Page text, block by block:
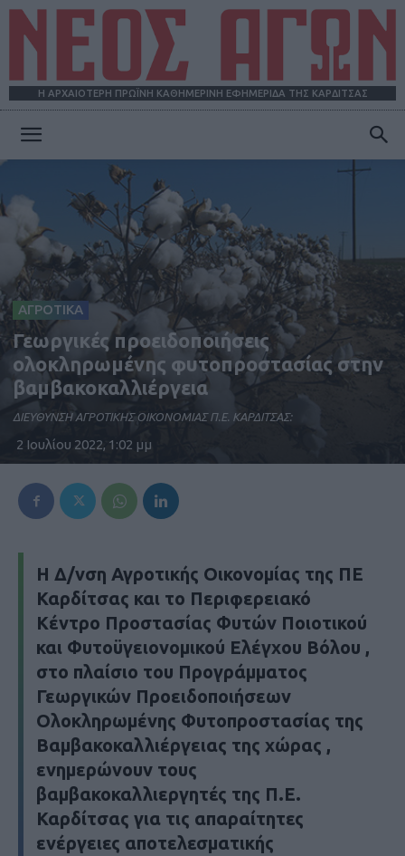
Η ΑΡΧΑΙΟΤΕΡΗ ΠΡΩΪΝΗ ΚΑΘΗΜΕΡΙΝΗ ΕΦΗΜΕΡΙΔΑ ΤΗΣ ΚΑΡΔΙΤΣΑΣ
ΑΓΩΝ
ΑΓΡΟΤΙΚΑ
Γεωργικές προειδοποιήσεις
ολοκληρωμένης φυτοπροστασίας στην
βαμβακοκαλλιέργεια
ΔΙΕΥΘΥΝΣΗ ΑΓΡΟΤΙΚΗΣ ΟΙΚΟΝΟΜΙΑΣ Π.Ε. ΚΑΡΔΙΤΣΑΣ:
2 Ιουλίου 2022, 1:02 μμ
Η Δ/νση Αγροτικής Οικονομίας της ΠΕ
Καρδίτσας και το Περιφερειακό
Κέντρο Προστασίας Φυτών Ποιοτικού
και Φυτοϋγειονομικού Ελέγχου Βόλου ,
στο πλαίσιο του Προγράμματος
Γεωργικών Προειδοποιήσεων
Ολοκληρωμένης Φυτοπροστασίας της
Βαμβακοκαλλιέργειας της χώρας ,
ενημερώνουν τους
βαμβακοκαλλιεργητές της Π.Ε.
Καρδίτσας για τις απαραίτητες
ενέργειες αποτελεσματικής